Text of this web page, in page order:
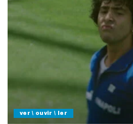
ver \ ouvir \ ler